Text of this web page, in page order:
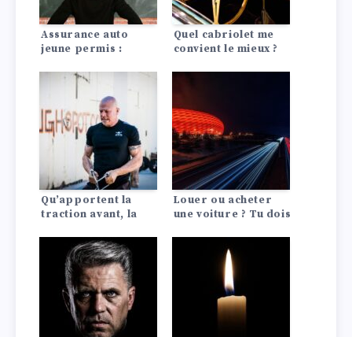
Assurance auto
jeune permis :
moins cher
Quel cabriolet me
convient le mieux ?
Qu’apportent la
traction avant, la
ou les quatre roues
motrices à la
voiture ?
Louer ou acheter
une voiture ? Tu dois